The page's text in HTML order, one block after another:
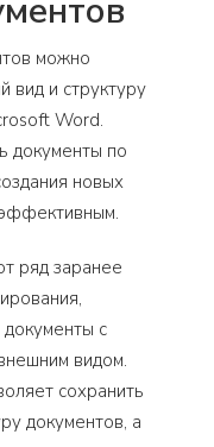
можно
вид и структуру
Word.
документы по
новых
ряд заранее
с
видом.
сохранить
документов, а